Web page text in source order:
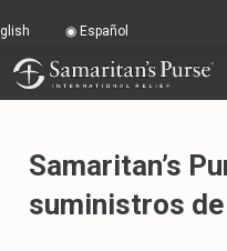
Samaritan’s
suministros
Español